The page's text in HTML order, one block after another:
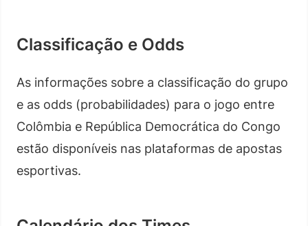
Classificação e Odds
As informações sobre a classificação do grupo
e as odds (probabilidades) para o jogo entre
Colômbia e República Democrática do Congo
estão disponíveis nas plataformas de apostas
esportivas.